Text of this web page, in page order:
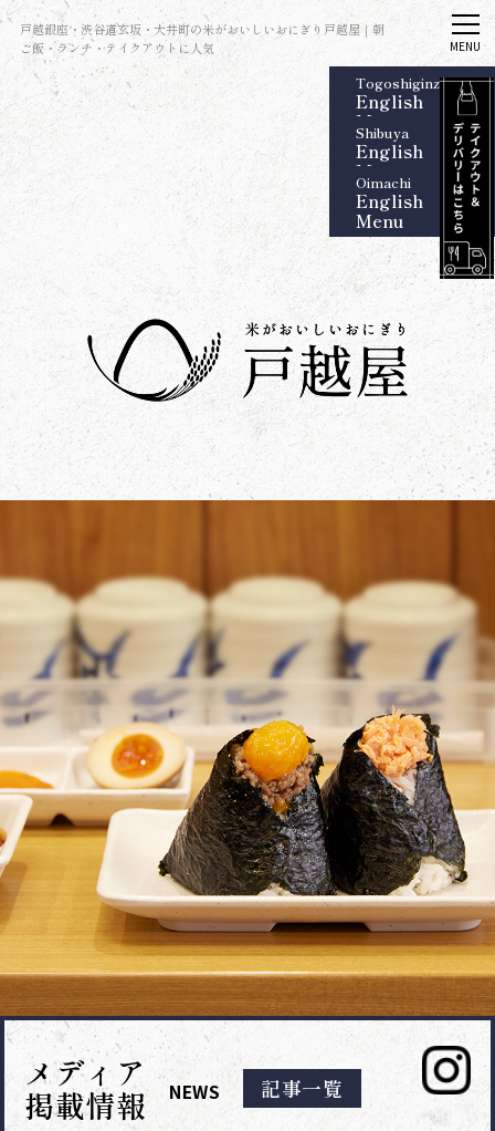
戸越銀座・渋谷道玄坂・大井町の米がおいしいおにぎり戸越屋｜朝
ご飯・ランチ・テイクアウトに人気
メディア
掲載情報 NEWS 記事一覧
Togoshiginza
English
Menu
Shibuya
English
Menu
Oimachi
English
Menu